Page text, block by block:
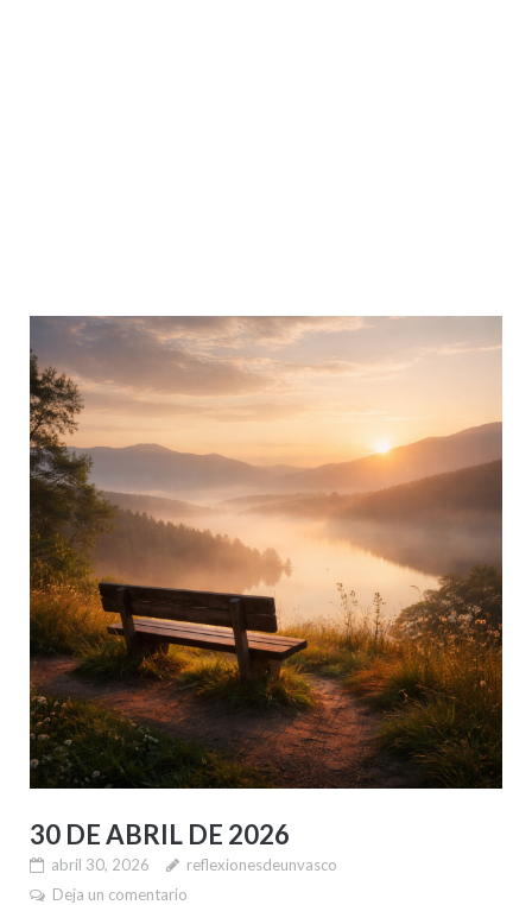
30 DE ABRIL DE 2026
abril 30, 2026
reflexionesdeunvasco
Deja un comentario